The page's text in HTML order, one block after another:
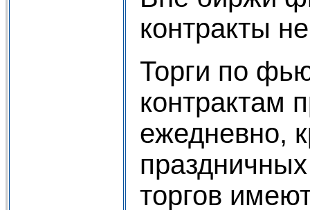
контракты
Торги по
контрактам
ежедневно,
торгов